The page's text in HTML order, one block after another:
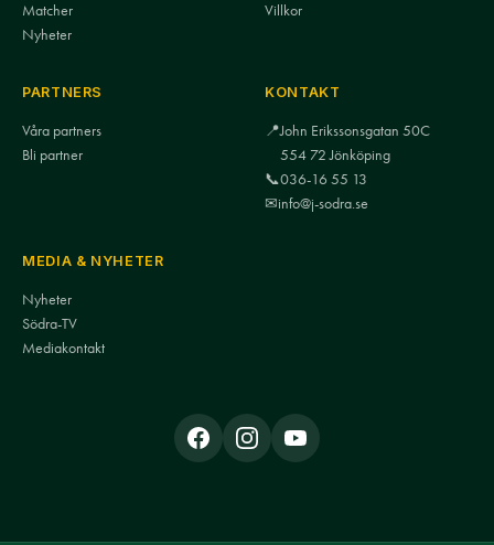
Matcher
Nyheter
Villkor
PARTNERS
Våra partners
Bli partner
KONTAKT
📍John Erikssonsgatan 50C
554 72 Jönköping
📞036-16 55 13
✉info@j-sodra.se
MEDIA & NYHETER
Nyheter
Södra-TV
Mediakontakt